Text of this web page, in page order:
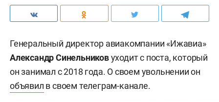
Генеральный директор авиакомпании «Ижавиа»
Александр Синельниковуходит с поста, который
он занимал с 2018 года. О своем увольнении он
объявил в своем телеграм-канале.